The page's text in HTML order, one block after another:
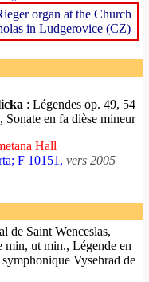
organ at the Church
in Ludgerovice (CZ)
: Légendes op. 49, 54
Sonate en fa dièse mineur
Hall
F 10151, vers 2005
de Saint Wenceslas,
min, ut min., Légende en
Vysehrad de